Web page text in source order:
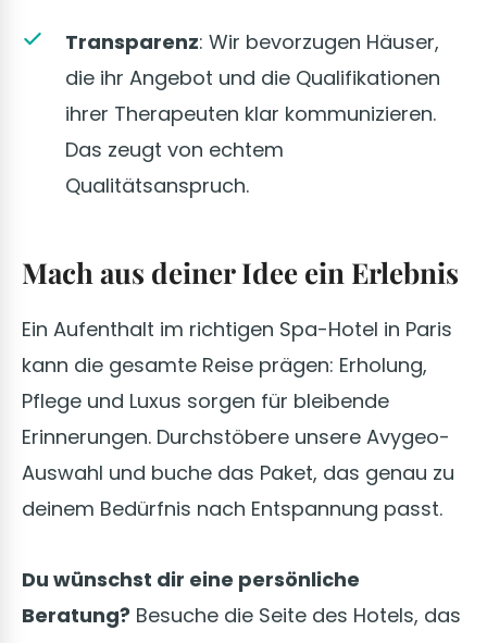
Transparenz: Wir bevorzugen Häuser,
die ihr Angebot und die Qualifikationen
ihrer Therapeuten klar kommunizieren.
Das zeugt von echtem
Qualitätsanspruch.
Mach aus deiner Idee ein Erlebnis
Ein Aufenthalt im richtigen Spa-Hotel in Paris
kann die gesamte Reise prägen: Erholung,
Pflege und Luxus sorgen für bleibende
Erinnerungen. Durchstöbere unsere Avygeo-
Auswahl und buche das Paket, das genau zu
deinem Bedürfnis nach Entspannung passt.
Du wünschst dir eine persönliche
Beratung? Besuche die Seite des Hotels, das